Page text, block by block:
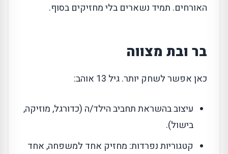
האורחים. תמיד נשארים בלי מחזיקים בסוף.
בר ובת מצווה
כאן אפשר לשחק יותר. גיל 13 אוהב:
עיצוב בהשראת תחביב הילד/ה (כדורגל, מוזיקה,
בישול).
קטגוריות נפרדות: מחזיק אחד למשפחה, אחד